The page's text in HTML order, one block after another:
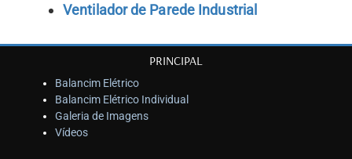
Ventilador de Parede Industrial
PRINCIPAL
Balancim Elétrico
Balancim Elétrico Individual
Galeria de Imagens
Vídeos